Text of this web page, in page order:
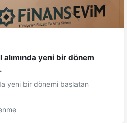
yeni bir dönem
yeni bir dönemi başlatan